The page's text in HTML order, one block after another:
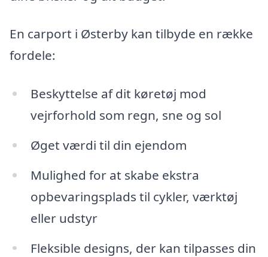
En carport i Østerby kan tilbyde en række
fordele:
Beskyttelse af dit køretøj mod
vejrforhold som regn, sne og sol
Øget værdi til din ejendom
Mulighed for at skabe ekstra
opbevaringsplads til cykler, værktøj
eller udstyr
Fleksible designs, der kan tilpasses din